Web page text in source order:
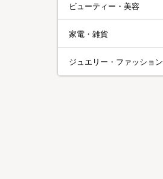
ビューティー・美容
家電・雑貨
ジュエリー・ファッション